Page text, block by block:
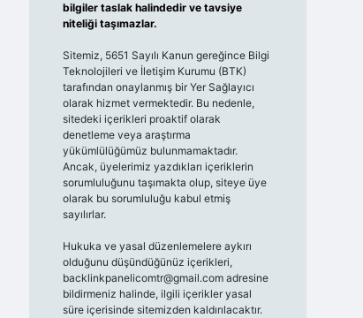
bilgiler taslak halindedir ve tavsiye
niteliği taşımazlar.
Sitemiz, 5651 Sayılı Kanun gereğince Bilgi
Teknolojileri ve İletişim Kurumu (BTK)
tarafından onaylanmış bir Yer Sağlayıcı
olarak hizmet vermektedir. Bu nedenle,
sitedeki içerikleri proaktif olarak
denetleme veya araştırma
yükümlülüğümüz bulunmamaktadır.
Ancak, üyelerimiz yazdıkları içeriklerin
sorumluluğunu taşımakta olup, siteye üye
olarak bu sorumluluğu kabul etmiş
sayılırlar.
Hukuka ve yasal düzenlemelere aykırı
olduğunu düşündüğünüz içerikleri,
backlinkpanelicomtr@gmail.comadresine
bildirmeniz halinde, ilgili içerikler yasal
süre içerisinde sitemizden kaldırılacaktır.